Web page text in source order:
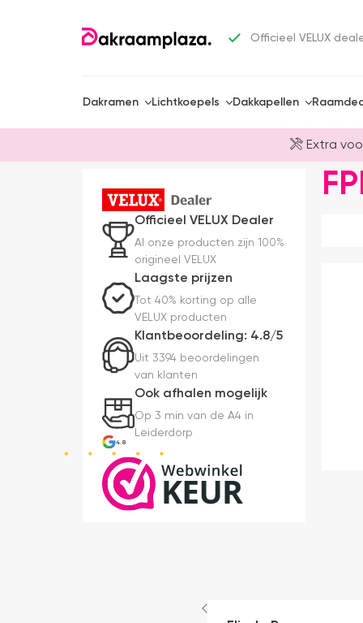
Officieel VELUX
Dakramen Lichtkoepels Dakkapellen
Extra
Officieel VELUX Dealer
Al onze producten zijn 100%
origineel VELUX
Laagste prijzen
Tot 40% korting op alle
VELUX producten
Klantbeoordeling: 4.8/5
Uit 3394 beoordelingen
van klanten
Ook afhalen mogelijk
Op 3 min van de A4 in
Leiderdorp
4.8